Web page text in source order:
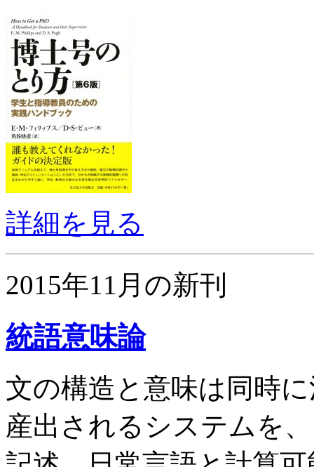
詳細を見る
2015年11月の新刊
統語意味論
文の構造と意味は同時
産出されるシステムを